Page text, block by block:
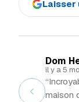
Laisser
Dom
il y a 5
maison